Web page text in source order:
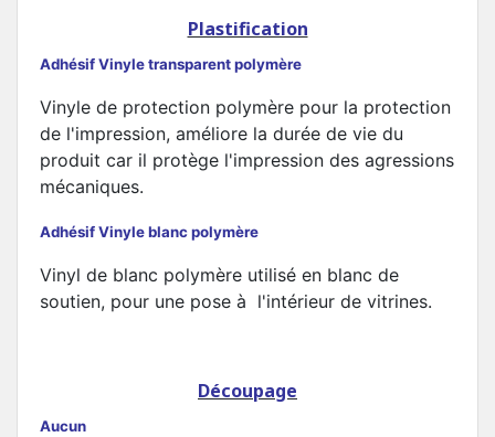
Plastification
Adhésif Vinyle transparent polymère
Vinyle de protection polymère pour la protection
de l'impression, améliore la durée de vie du
produit car il protège l'impression des agressions
mécaniques.
Adhésif Vinyle blanc polymère
Vinyl de blanc polymère utilisé en blanc de
soutien, pour une pose à l'intérieur de vitrines.
Découpage
Aucun